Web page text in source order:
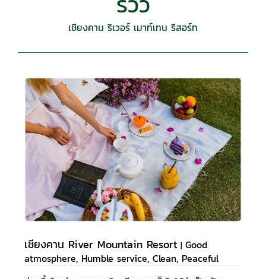
เชียงคาน ริเวอร์ เมาท์เทน รีสอร์ท
เชียงคาน River Mountain Resort | Good
atmosphere, Humble service, Clean, Peaceful